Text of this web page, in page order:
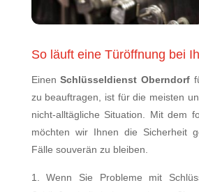
So läuft eine Türöffnung bei
EinenSchlüsseldienst Oberndorf
zu beauftragen, ist für die meisten
nicht-alltägliche Situation. Mit dem
möchten wir Ihnen die Sicherheit
Fälle souverän zu bleiben.
Wenn Sie Probleme mit